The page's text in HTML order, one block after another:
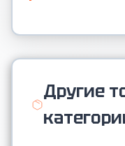
Другие